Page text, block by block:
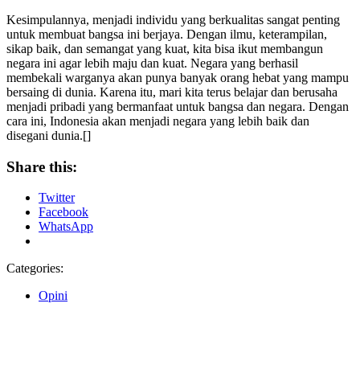
Kesimpulannya, menjadi individu yang berkualitas sangat penting
untuk membuat bangsa ini berjaya. Dengan ilmu, keterampilan,
sikap baik, dan semangat yang kuat, kita bisa ikut membangun
negara ini agar lebih maju dan kuat. Negara yang berhasil
membekali warganya akan punya banyak orang hebat yang mampu
bersaing di dunia. Karena itu, mari kita terus belajar dan berusaha
menjadi pribadi yang bermanfaat untuk bangsa dan negara. Dengan
cara ini, Indonesia akan menjadi negara yang lebih baik dan
disegani dunia.[]
Share this:
Twitter
Facebook
WhatsApp
Categories:
Opini